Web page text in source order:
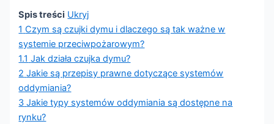
PROJEKTOWANIE
Instalacje przeciwpożarowe
SERWIS
KANCELARIA
TAJNA
KONTAKT
Spis treści Ukryj
1 Czym są czujki dymu i dlaczego są tak ważne w
systemie przeciwpożarowym?
1.1 Jak działa czujka dymu?
2 Jakie są przepisy prawne dotyczące systemów
oddymiania?
3 Jakie typy systemów oddymiania są dostępne na
rynku?